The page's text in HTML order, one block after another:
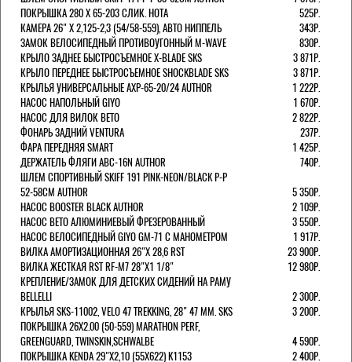
ПОКРЫШКА 280 X 65-203 СЛИК. HOTA
525Р.
КАМЕРА 26" X 2,125-2,3 (54/58-559), АВТО НИППЕЛЬ
343Р.
ЗАМОК ВЕЛОСИПЕДНЫЙ ПРОТИВОУГОННЫЙ M-WAVE
830Р.
КРЫЛО ЗАДНЕЕ БЫСТРОСЪЕМНОЕ X-BLADE SKS
3 871Р.
КРЫЛО ПЕРЕДНЕЕ БЫСТРОСЪЕМНОЕ SHOCKBLADE SKS
3 871Р.
КРЫЛЬЯ УНИВЕРСАЛЬНЫЕ AXP-65-20/24 AUTHOR
1 222Р.
НАСОС НАПОЛЬНЫЙ GIYO
1 670Р.
НАСОС ДЛЯ ВИЛОК ВЕТО
2 822Р.
ФОНАРЬ ЗАДНИЙ VENTURA
237Р.
ФАРА ПЕРЕДНЯЯ SMART
1 425Р.
ДЕРЖАТЕЛЬ ФЛЯГИ ABC-16N AUTHOR
740Р.
ШЛЕМ СПОРТИВНЫЙ SKIFF 191 PINK-NEON/BLACK Р-Р
52-58СМ AUTHOR
5 350Р.
НАСОС BOOSTER BLACK AUTHOR
2 109Р.
НАСОС BETO АЛЮМИНИЕВЫЙ ФРЕЗЕРОВАННЫЙ
3 550Р.
НАСОС ВЕЛОСИПЕДНЫЙ GIYO GM-71 С МАНОМЕТРОМ
1 917Р.
ВИЛКА АМОРТИЗАЦИОННАЯ 26"Х 28,6 RST
23 900Р.
ВИЛКА ЖЕСТКАЯ RST RF-M7 28"Х1 1/8"
12 980Р.
КРЕПЛЕНИЕ/ЗАМОК ДЛЯ ДЕТСКИХ СИДЕНИЙ НА РАМУ
BELLELLI
2 300Р.
КРЫЛЬЯ SKS-11002, VELO 47 TREKKING, 28" 47 ММ. SKS
3 200Р.
ПОКРЫШКА 26X2.00 (50-559) MARATHON PERF,
GREENGUARD, TWINSKIN,SCHWALBE
4 590Р.
ПОКРЫШКА KENDA 29"Х2,10 (55X622) K1153
2 400Р.